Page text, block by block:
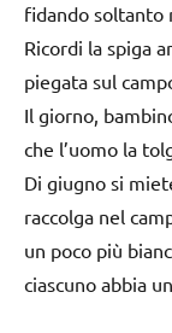
fidando soltanto
Ricordi la spiga
piegata sul
Il giorno,
che l’uomo la
Di giugno si
raccolga nel
un poco più
ciascuno abbia